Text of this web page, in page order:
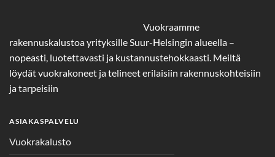
Vuokraamme
rakennuskalustoa yrityksille Suur-Helsingin alueella –
nopeasti, luotettavasti ja kustannustehokkaasti. Meiltä
löydät vuokrakoneet ja telineet erilaisiin rakennuskohteisiin
ja tarpeisiin
ASIAKASPALVELU
Vuokrakalusto